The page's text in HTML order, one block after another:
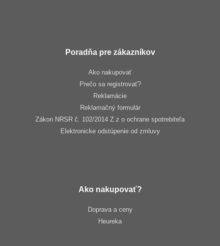
Poradňa pre zákazníkov
Ako nakupovať
Prečo sa registrovať?
Reklamácie
Reklamačný formulár
Zákon NRSR č. 102/2014 Z.z o ochrane spotrebiteľa
Elektronicke odstúpenie od zmluvy
Ako nakupovať?
Doprava a ceny
Heureka